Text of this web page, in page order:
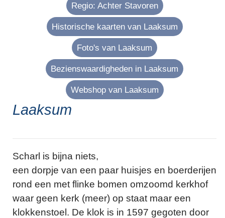
Regio: Achter Stavoren
Historische kaarten van Laaksum
Foto's van Laaksum
Bezienswaardigheden in Laaksum
Webshop van Laaksum
Laaksum
Scharl is bijna niets,
een dorpje van een paar huisjes en boerderijen
rond een met flinke bomen omzoomd kerkhof
waar geen kerk (meer) op staat maar een
klokkenstoel. De klok is in 1597 gegoten door